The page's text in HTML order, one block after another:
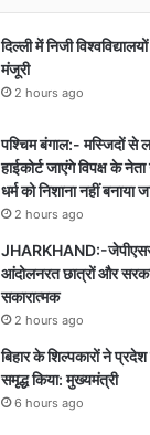
दिल्ली में निजी
मंजूरी
2 hours ago
पश्चिम बंगाल:- मस्जिदों से
हाईकोर्ट जाएंगे विपक्ष के
धर्म को निशाना नहीं बनाया
2 hours ago
JHARKHAND:-
आंदोलनरत छात्रों और
सकारात्मक
2 hours ago
बिहार के शिल्पकारों ने
समृद्ध किया: मुख्यमंत्री
6 hours ago